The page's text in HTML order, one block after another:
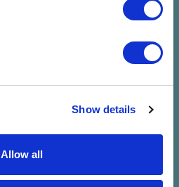
Show details
Allow all
Bagossy Brothers
Bagossy Brothers
Panoráma Színpad -
Jegyvásárlás